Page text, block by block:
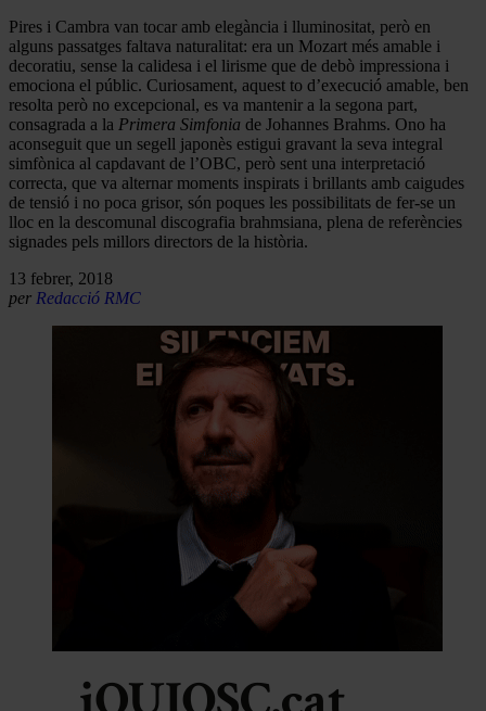
Pires i Cambra van tocar amb elegància i lluminositat, però en
alguns passatges faltava naturalitat: era un Mozart més amable i
decoratiu, sense la calidesa i el lirisme que de debò impressiona i
emociona el públic. Curiosament, aquest to d’execució amable, ben
resolta però no excepcional, es va mantenir a la segona part,
consagrada a la Primera Simfonia de Johannes Brahms. Ono ha
aconseguit que un segell japonès estigui gravant la seva integral
simfònica al capdavant de l’OBC, però sent una interpretació
correcta, que va alternar moments inspirats i brillants amb caigudes
de tensió i no poca grisor, són poques les possibilitats de fer-se un
lloc en la descomunal discografia brahmsiana, plena de referències
signades pels millors directors de la història.
13 febrer, 2018
per Redacció RMC